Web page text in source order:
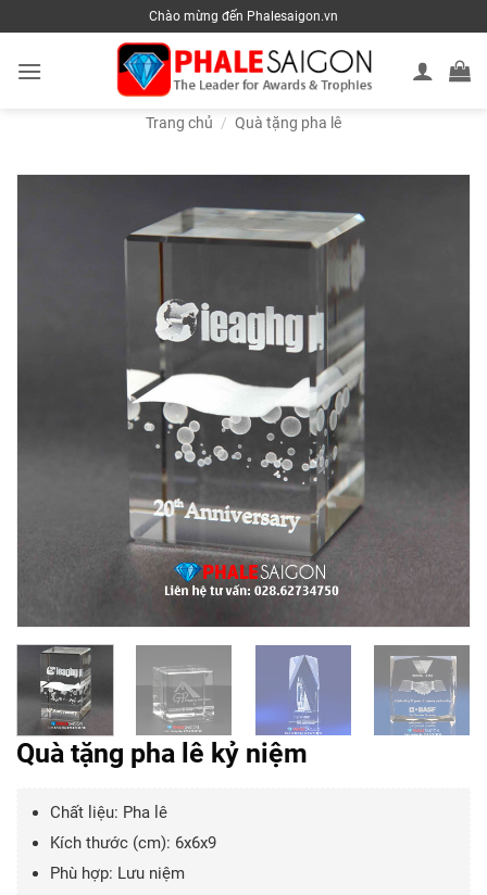
to
content
Chào mừng đến Phalesaigon.vn
Trang chủ / Quà tặng pha lê
Quà tặng pha lê kỷ niệm
Chất liệu: Pha lê
Kích thước (cm): 6x6x9
Phù hợp: Lưu niệm